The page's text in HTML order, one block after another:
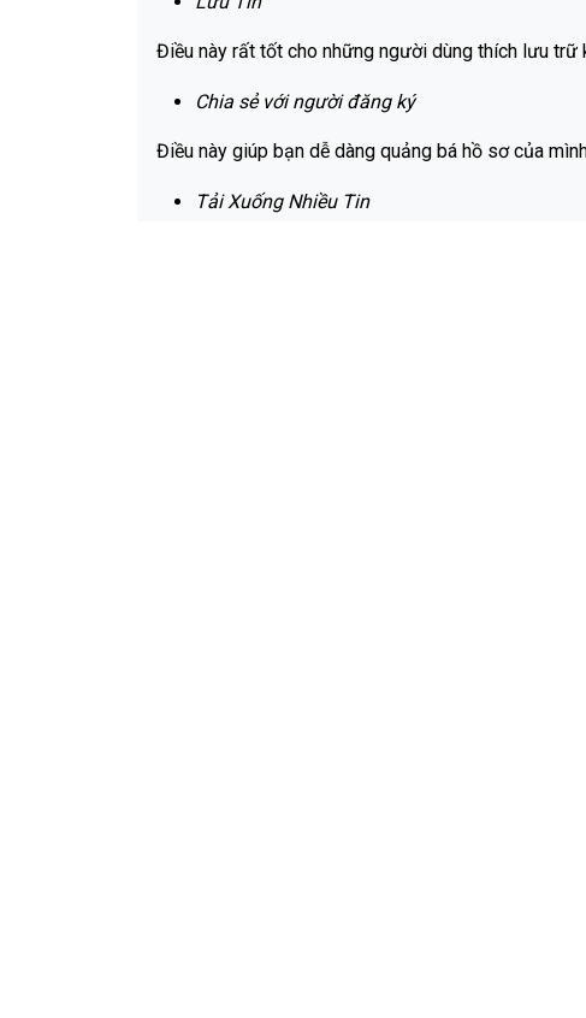
Điều này rất tốt cho những người dùng thích lưu trữ
Chia sẻ với người đăng ký
Điều này giúp bạn dễ dàng quảng bá hồ sơ của
Tải Xuống Nhiều Tin